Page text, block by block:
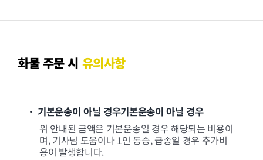
화물 주문 시 유의사항
· 기본운송이 아닐 경우기본운송이 아닐 경우
위 안내된 금액은 기본운송일 경우 해당되는 비용이
며, 기사님 도움이나 1인 동승, 급송일 경우 추가비
용이 발생합니다.